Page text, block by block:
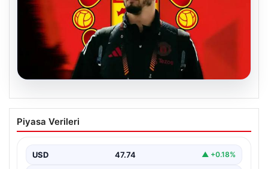
Manchester United resmen duyurdu!
Altay Bayındır’ın yeni adresi belli oldu
Piyasa Verileri
USD 47.74 ▲ +0.18%